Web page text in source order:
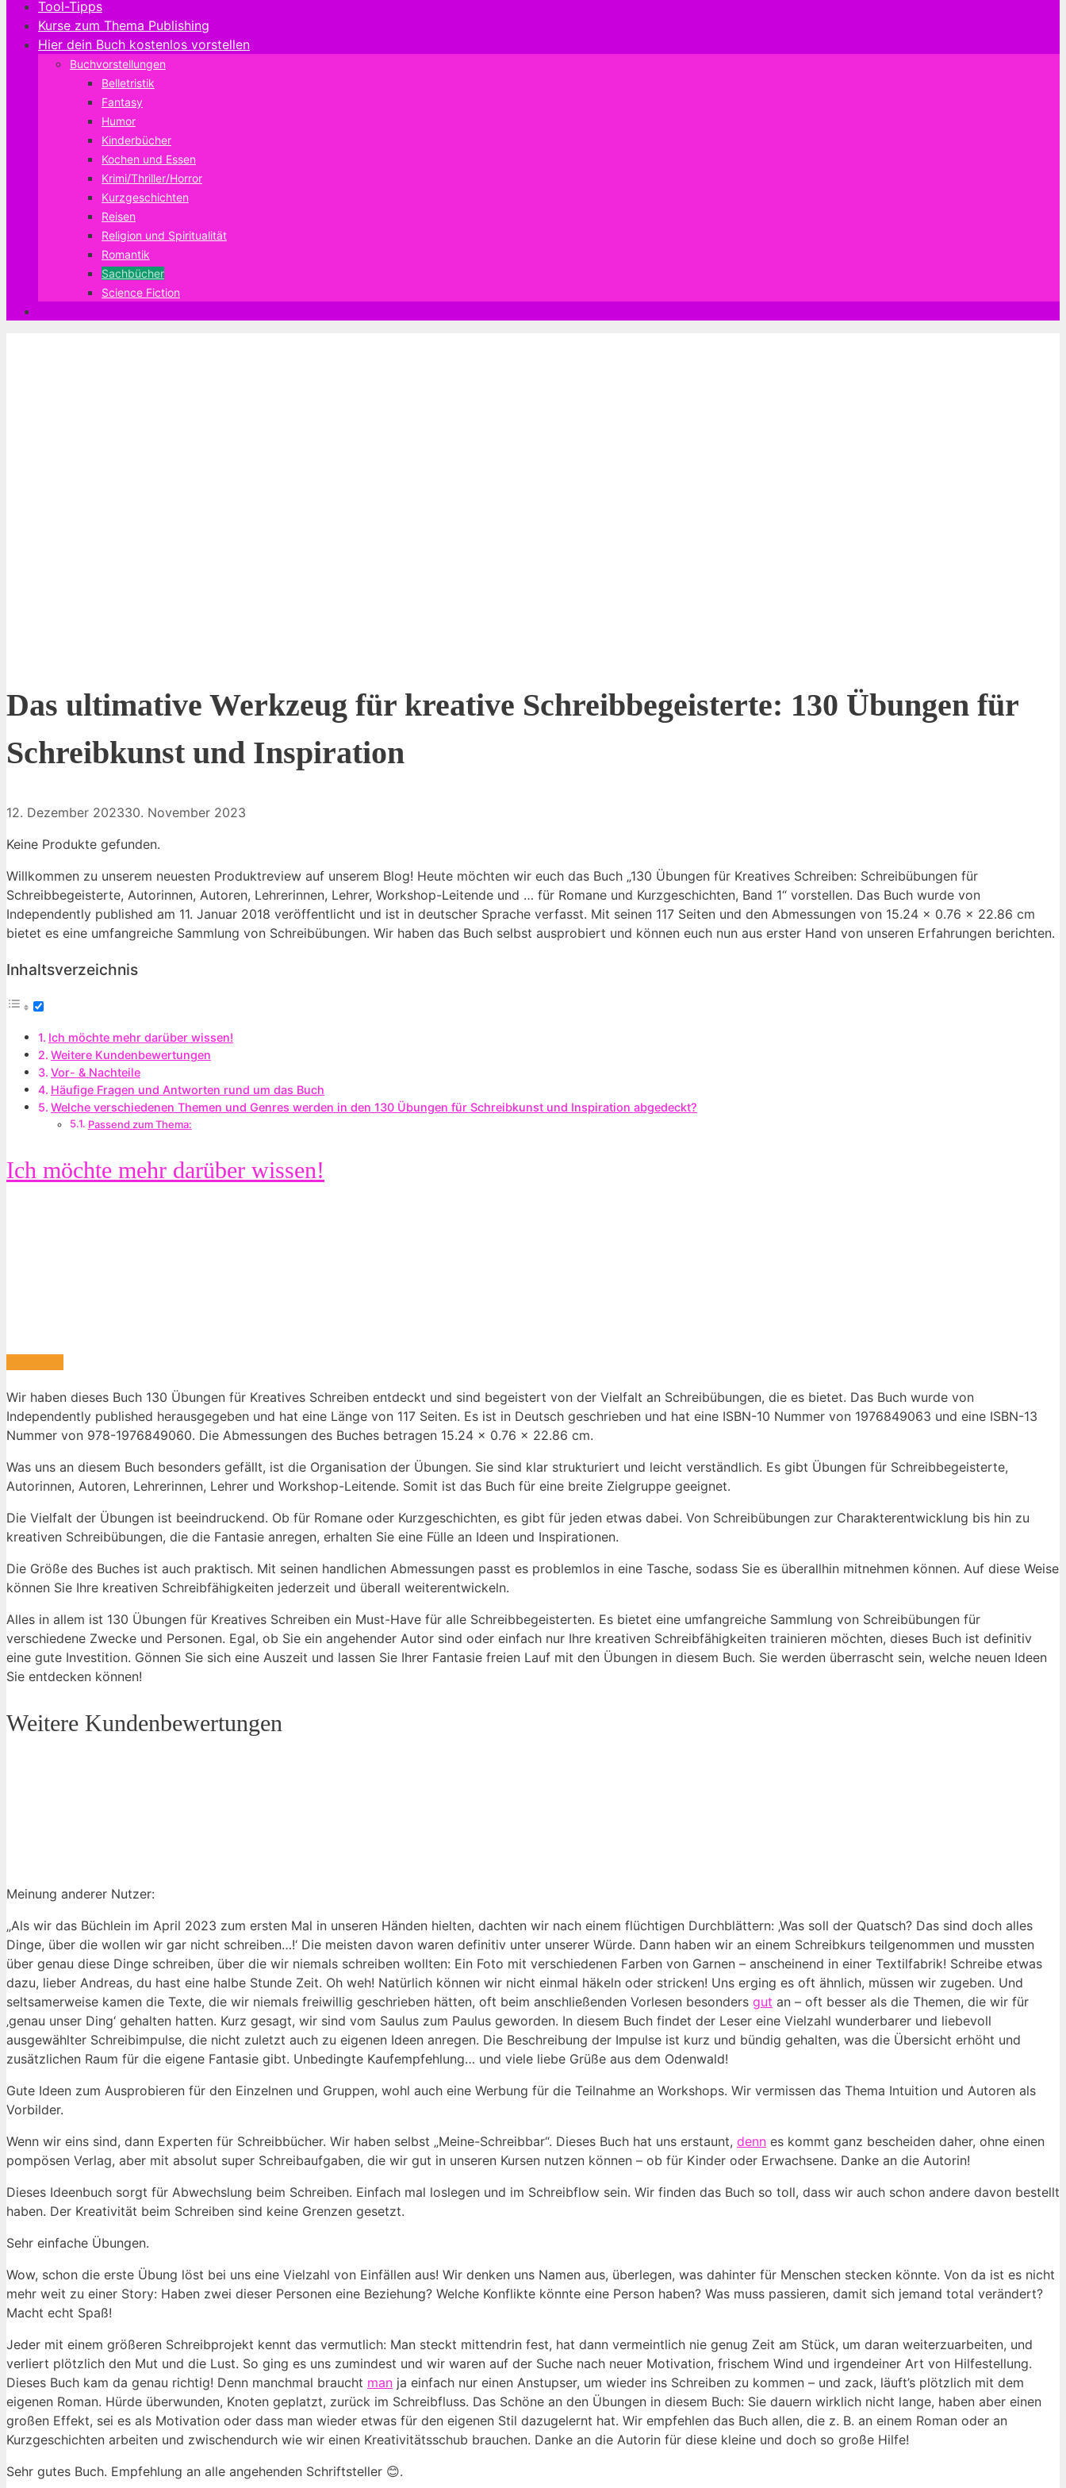
Tool-Tipps
Kurse zum Thema Publishing
Hier dein Buch kostenlos vorstellen
Buchvorstellungen
Belletristik
Fantasy
Humor
Kinderbücher
Kochen und Essen
Krimi/Thriller/Horror
Kurzgeschichten
Reisen
Religion und Spiritualität
Romantik
Sachbücher
Science Fiction
Das ultimative Werkzeug für kreative Schreibbegeisterte: 130 Übungen für
Schreibkunst und Inspiration
12. Dezember 202330. November 2023
Keine Produkte gefunden.
Willkommen zu unserem neuesten Produktreview auf unserem​ Blog! Heute möchten‍ wir ⁣euch das Buch „130 ‌Übungen für Kreatives Schreiben: Schreibübungen ⁢für
Schreibbegeisterte, Autorinnen, Autoren, Lehrerinnen, Lehrer, Workshop-Leitende und … ​für‍ Romane und Kurzgeschichten, Band 1“ vorstellen. Das Buch wurde von
Independently published am​ 11. Januar⁣ 2018 veröffentlicht und ist in deutscher Sprache verfasst. Mit⁢ seinen 117 Seiten und ‌den Abmessungen von 15.24 x 0.76 x 22.86 cm
bietet es eine umfangreiche Sammlung von Schreibübungen. Wir haben das Buch ⁤selbst ausprobiert und können‍ euch nun aus ‍erster Hand von unseren Erfahrungen berichten.
Inhaltsverzeichnis
Ich ⁢möchte mehr ⁤darüber wissen!
Weitere Kundenbewertungen
Vor- & Nachteile
Häufige Fragen und Antworten rund um⁣ das Buch
Welche ⁤verschiedenen⁣ Themen und Genres werden in den 130 Übungen für ‍Schreibkunst ‌und Inspiration abgedeckt?
Passend zum Thema:
Ich ⁢möchte mehr ⁤darüber wissen!
Wir haben dieses Buch 130 ⁣Übungen für Kreatives Schreiben entdeckt⁣ und sind​ begeistert von der Vielfalt an Schreibübungen, die es bietet. ⁤Das Buch wurde ⁣von
Independently published herausgegeben und‌ hat eine Länge von 117 Seiten. Es ⁢ist in Deutsch geschrieben ‌und hat eine ISBN-10 Nummer von ‍1976849063 und eine ISBN-13
‍Nummer​ von 978-1976849060. Die⁣ Abmessungen des ‍Buches betragen 15.24 x 0.76 x 22.86 cm.
Was uns an diesem ‌Buch besonders gefällt, ist die Organisation der Übungen.​ Sie sind klar‌ strukturiert und leicht verständlich. Es gibt Übungen für Schreibbegeisterte,​
Autorinnen, ​Autoren, Lehrerinnen, ‍Lehrer und Workshop-Leitende. Somit ist das Buch für eine breite Zielgruppe geeignet.
Die Vielfalt der Übungen ist beeindruckend. Ob für Romane‍ oder Kurzgeschichten, es gibt für jeden etwas dabei.​ Von Schreibübungen zur Charakterentwicklung bis hin zu
kreativen Schreibübungen,‍ die die Fantasie ​anregen, erhalten Sie eine Fülle an Ideen und‍ Inspirationen.
Die Größe des ⁣Buches ist ⁣auch⁢ praktisch. ⁣Mit seinen handlichen Abmessungen passt ‌es problemlos in​ eine Tasche, sodass Sie es überallhin ‍mitnehmen können. Auf diese Weise
können Sie Ihre kreativen Schreibfähigkeiten⁢ jederzeit und überall weiterentwickeln.
Alles in allem ist 130 Übungen für Kreatives Schreiben ein Must-Have für alle Schreibbegeisterten. Es ‌bietet eine umfangreiche Sammlung‍ von Schreibübungen⁤ für
verschiedene Zwecke​ und Personen. Egal, ​ob Sie ein angehender Autor sind oder einfach nur Ihre kreativen Schreibfähigkeiten trainieren möchten, dieses Buch ist definitiv
eine ⁤gute Investition. Gönnen ⁣Sie‌ sich eine Auszeit und‍ lassen Sie Ihrer Fantasie freien Lauf mit den Übungen in diesem ​Buch. ⁤Sie werden überrascht sein, welche neuen Ideen
Sie entdecken können! ⁢
Weitere Kundenbewertungen
Meinung anderer⁢ Nutzer:
„Als wir das Büchlein im April 2023 zum ersten Mal in unseren Händen hielten, dachten wir nach einem flüchtigen Durchblättern: ‚Was soll der Quatsch? Das sind ‌doch alles
Dinge, über die​ wollen⁢ wir gar nicht ⁤schreiben…!‘ Die meisten ‌davon waren‍ definitiv unter ⁢unserer⁤ Würde. Dann haben wir an‍ einem Schreibkurs teilgenommen ⁤und mussten
über genau diese Dinge schreiben, über die‍ wir⁣ niemals schreiben wollten: Ein Foto mit verschiedenen ⁣Farben von ‌Garnen – ​anscheinend in einer‍ Textilfabrik!⁢ Schreibe etwas
dazu, lieber Andreas, du hast eine halbe‌ Stunde Zeit. Oh weh! Natürlich können wir nicht einmal ‍häkeln oder stricken! Uns erging es oft ⁤ähnlich, ⁤müssen wir zugeben. ‌Und⁤
seltsamerweise ‌kamen‌ die Texte, die ⁣wir niemals freiwillig geschrieben ⁢hätten, oft beim anschließenden Vorlesen ⁣besonders gut ⁢an – oft besser ⁣als ⁣die Themen, die ⁣wir für
‚genau unser Ding‘ gehalten ⁢hatten. Kurz gesagt,‌ wir sind vom Saulus zum Paulus geworden. In diesem Buch findet der Leser eine Vielzahl wunderbarer und liebevoll
ausgewählter ⁢Schreibimpulse,‌ die nicht ​zuletzt auch ⁢zu⁣ eigenen Ideen anregen. Die Beschreibung ​der Impulse ist kurz und bündig gehalten, was die Übersicht erhöht und⁢
zusätzlichen ⁣Raum für die eigene Fantasie gibt. Unbedingte Kaufempfehlung… und viele liebe Grüße aus dem Odenwald!
Gute Ideen zum‍ Ausprobieren für den Einzelnen⁣ und⁤ Gruppen, wohl auch eine ‍Werbung für die⁤ Teilnahme ‍an Workshops. Wir vermissen das Thema Intuition und Autoren als
‍Vorbilder.
Wenn wir eins​ sind, dann Experten‍ für⁤ Schreibbücher. Wir haben selbst „Meine-Schreibbar“. Dieses Buch hat uns erstaunt, denn es‍ kommt ganz bescheiden⁣ daher, ohne einen
pompösen⁣ Verlag, ⁤aber mit ‌absolut super Schreibaufgaben, die wir gut in unseren Kursen nutzen können – ob ​für​ Kinder oder Erwachsene. Danke an die Autorin!
Dieses Ideenbuch sorgt für Abwechslung beim Schreiben. Einfach mal⁢ loslegen und im Schreibflow sein. Wir finden das Buch ‌so toll, dass wir auch⁤ schon andere davon bestellt
haben. ‌Der Kreativität beim Schreiben sind keine Grenzen⁢ gesetzt.
Sehr​ einfache Übungen.
Wow, schon die⁤ erste Übung löst bei uns eine Vielzahl von Einfällen aus! Wir ⁣denken uns Namen aus,⁤ überlegen, was dahinter ⁢für Menschen stecken ⁣könnte. Von⁤ da ist es nicht
‌mehr weit ⁢zu ​einer Story:​ Haben zwei dieser Personen eine Beziehung? Welche⁣ Konflikte könnte ​eine ⁤Person haben? Was ‌muss ⁣passieren, damit sich jemand⁣ total verändert?
Macht echt ⁣Spaß!
Jeder mit einem größeren Schreibprojekt kennt das vermutlich: ‍Man ​steckt mittendrin ‍fest, hat dann vermeintlich​ nie genug‍ Zeit am ‌Stück, um⁢ daran weiterzuarbeiten, und
⁣verliert plötzlich den Mut und die Lust. ⁣So ging es uns​ zumindest ‌und wir waren auf der Suche nach​ neuer Motivation, frischem Wind und irgendeiner Art ⁢von Hilfestellung.
Dieses Buch kam da genau richtig! Denn manchmal braucht man ja einfach nur einen Anstupser, um wieder ins Schreiben zu kommen – und​ zack, läuft’s‍ plötzlich mit dem
eigenen Roman. Hürde überwunden, Knoten geplatzt,⁢ zurück im Schreibfluss. Das ⁣Schöne an den Übungen in diesem Buch: Sie dauern wirklich‍ nicht lange, haben aber einen
großen Effekt, sei es als​ Motivation‌ oder dass man wieder etwas für ⁤den eigenen ​Stil dazugelernt ⁤hat. Wir ‌empfehlen das Buch ⁣allen, die z. B. an einem ‍Roman oder an
Kurzgeschichten arbeiten und zwischendurch wie wir einen​ Kreativitätsschub brauchen. Danke an die Autorin für diese kleine und ‌doch so große ⁤Hilfe!
Sehr gutes Buch. Empfehlung an alle⁢ angehenden Schriftsteller 😊.